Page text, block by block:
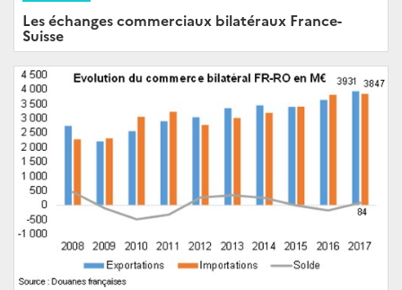
Les échanges commerciaux bilatéraux France-
Suisse